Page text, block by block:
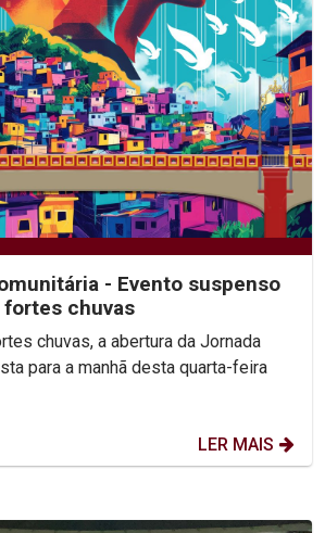
- Evento suspenso
chuvas
chuvas, a abertura da Jornada
para a manhã desta quarta-feira
LER MAIS